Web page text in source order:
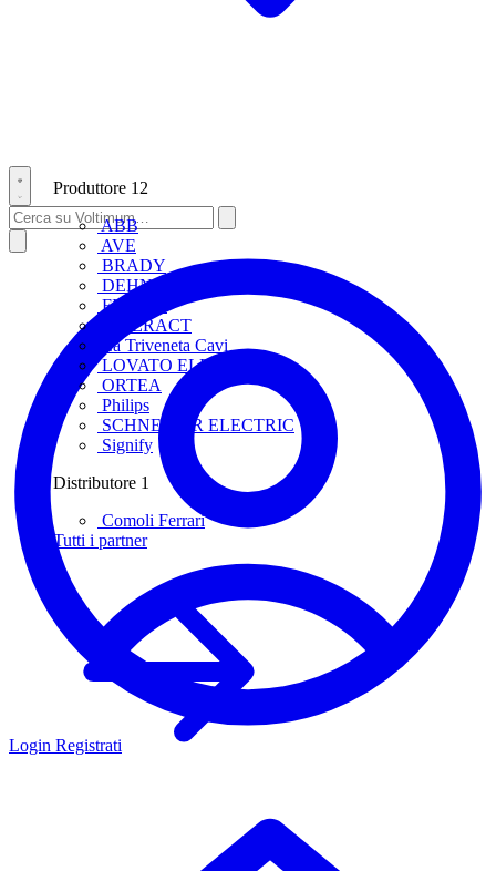
Produttore 12
ABB
AVE
BRADY
DEHN
FINDER
INTERACT
La Triveneta Cavi
LOVATO ELECTRIC
ORTEA
Philips
SCHNEIDER ELECTRIC
Signify
Distributore 1
Comoli Ferrari
Tutti i partner
Login Registrati